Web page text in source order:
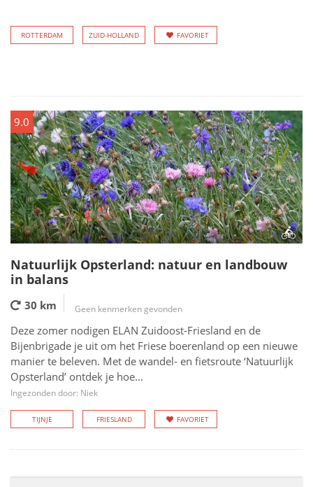
ROTTERDAM ZUID-HOLLAND FAVORIET
9.0
Natuurlijk Opsterland: natuur en landbouw
in balans
30 km Geen kenmerken gevonden
Deze zomer nodigen ELAN Zuidoost-Friesland en de
Bijenbrigade je uit om het Friese boerenland op een nieuwe
manier te beleven. Met de wandel- en fietsroute ‘Natuurlijk
Opsterland’ ontdek je hoe...
Ingezonden door: Niek
TIJNJE FRIESLAND FAVORIET